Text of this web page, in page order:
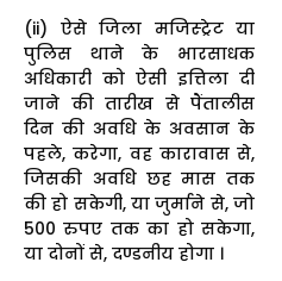
(ii) ऐसे जिला मजिस्ट्रेट या
पुलिस थाने के भारसाधक
अधिकारी को ऐसी इत्तिला दी
जाने की तारीख से पैंतालीस
दिन की अवधि के अवसान के
पहले, करेगा, वह कारावास से,
जिसकी अवधि छह मास तक
की हो सकेगी, या जुर्माने से, जो
500 रुपए तक का हो सकेगा,
या दोनों से, दण्डनीय होगा ।